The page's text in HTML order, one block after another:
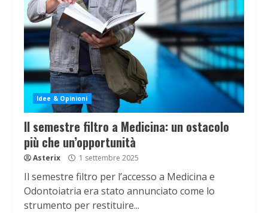
Idee & Opinioni
Il semestre filtro a Medicina: un ostacolo
più che un’opportunità
Asterix 1 settembre 2025
Il semestre filtro per l’accesso a Medicina e
Odontoiatria era stato annunciato come lo
strumento per restituire...